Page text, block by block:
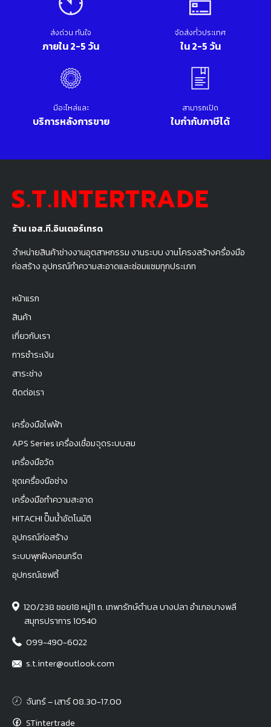
ร้าน เอส.ที.อินเตอร์เทรด
จำหน่ายสินค้าช่างงานอุตสาหกรรม งานระบบ งานโครงสร้างครื่องมือ
ก่อสร้าง อุปกรณ์ทำความสะอาดและซ่อมแซมทุกประเภท
หน้าแรก
สินค้า
เกี่ยวกับเรา
การชำระเงิน
สาระช่าง
ติดต่อเรา
เครื่องมือไฟฟ้า
APS Series เครื่องเชื่อมจุดระบบลม
เครื่องมือวัด
ชุดเครื่องมือช่าง
เครื่องมือทำความสะอาด
HITACHI ปั๊มน้ำอัตโนมัติ
อุปกรณ์ก่อสร้าง
ระบบพุกฝังคอนกรีต
อุปกรณ์เซฟตี้
120/238 ซอย18 หมู่11 ถ. เทพารักษ์ตำบล บางปลา อำเภอบางพลี
สมุทรปราการ 10540
099-490-6022
s.t.inter@outlook.com
จันทร์ – เสาร์ 08.30-17.00
STintertrade
ส่งด่วน ทันใจ
ภายใน 2-5 วัน
จัดส่งทั่วประเทศ
ใน 2-5 วัน
มีอะไหล่และ
บริการหลังการขาย
สามารถเปิด
ใบกำกับภาษีได้